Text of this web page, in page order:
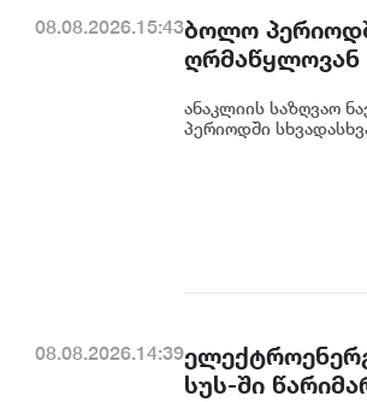
08.08.2026.15:43ბოლო
ღრმაწყლოვან
შემცირდა და
ნავსადგური
ანაკლიის საზღვაო
პერიოდში
08.08.2026.14:39
სუს-ში